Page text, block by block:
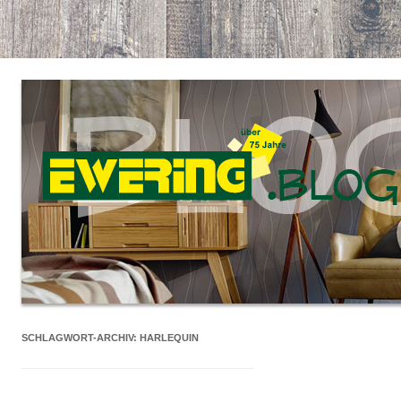
SCHLAGWORT-ARCHIV: HARLEQUIN